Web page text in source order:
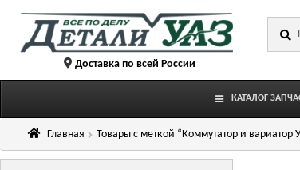
Перейти
Перейти
содержимому Доставка по всей России
КАТАЛОГ
Главная Товары с меткой “Коммутатор и вариатор